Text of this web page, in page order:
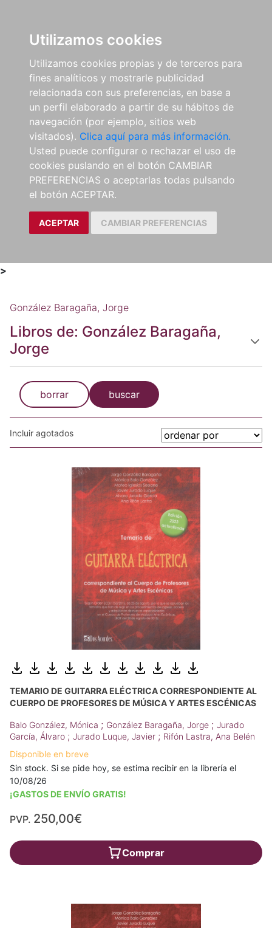
Utilizamos cookies
Utilizamos cookies propias y de terceros para
fines analíticos y mostrarle publicidad
relacionada con sus preferencias, en base a
un perfil elaborado a partir de su hábitos de
navegación (por ejemplo, sitios web
visitados). Clica aquí para más información.
Usted puede configurar o rechazar el uso de
cookies puslando en el botón CAMBIAR
PREFERENCIAS o aceptarlas todas pulsando
el botón ACEPTAR.
ACEPTAR CAMBIAR PREFERENCIAS
>
González Baragaña, Jorge
Libros de: González Baragaña,
Jorge
borrar buscar
Incluir agotados
TEMARIO DE GUITARRA ELÉCTRICA CORRESPONDIENTE AL
CUERPO DE PROFESORES DE MÚSICA Y ARTES ESCÉNICAS
Balo González, Mónica ; González Baragaña, Jorge ; Jurado
García, Álvaro ; Jurado Luque, Javier ; Rifón Lastra, Ana Belén
Disponible en breve
Sin stock. Si se pide hoy, se estima recibir en la librería el
10/08/26
¡GASTOS DE ENVÍO GRATIS!
PVP. 250,00€
Comprar